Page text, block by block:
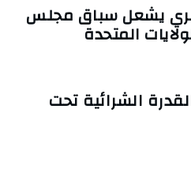
يشعل سباق مجلس
المتحدة
الشرائية تحت